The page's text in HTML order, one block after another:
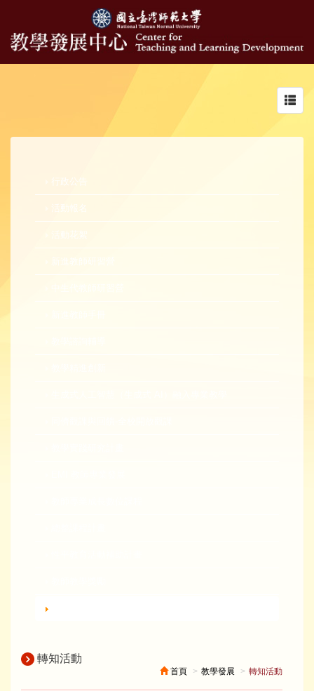
行政公告
活動報名
活動花絮
新進教師研習營
轉知活動
首頁 教學發展 轉知活動